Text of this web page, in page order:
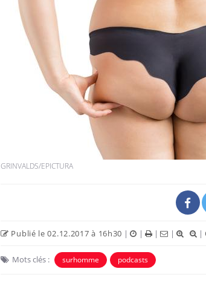
GRINVALDS/EPICTURA
Publié le 02.12.2017 à 16h30 | | | | |
Mots clés : surhomme podcasts
Chikungunya, dengue,
West Nile : que se passe-
t-il dans le sud de la
France ?
Les médicaments GLP-1
protègent-ils aussi les os